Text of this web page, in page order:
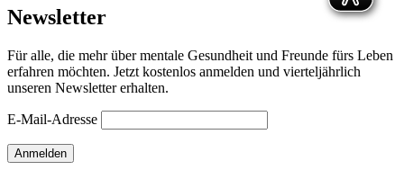
Newsletter
Für alle, die mehr über mentale Gesundheit und Freunde fürs Leben
erfahren möchten. Jetzt kostenlos anmelden und vierteljährlich
unseren Newsletter erhalten.
E-Mail-Adresse
Anmelden